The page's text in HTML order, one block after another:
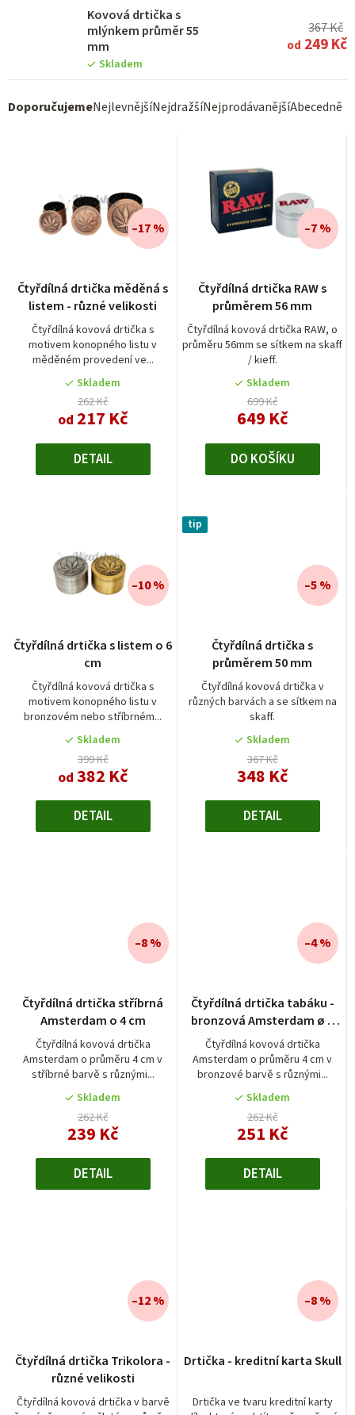
Kovová drtička s
mlýnkem průměr 55
mm
Skladem
367 Kč
od 249 Kč
Ř
DoporučujemeNejlevnějšíNejdražšíNejprodávanějšíAbecedně
Čtyřdílná drtička měděná s
listem - různé velikosti
Čtyřdílná kovová drtička s
motivem konopného listu v
měděném provedení ve...
hodnocení
produktu
je
5,0
z
5
hvězdiček.
Skladem
262 Kč
od 217 Kč
–17 %
DETAIL
Čtyřdílná drtička RAW s
průměrem 56 mm
Čtyřdílná kovová drtička RAW, o
průměru 56mm se sítkem na skaff
/ kieff.
hodnocení
produktu
je
4,0
z
5
hvězdiček.
Skladem
699 Kč
649 Kč
–7 %
DO KOŠÍKU
Čtyřdílná drtička s listem o 6
cm
Čtyřdílná kovová drtička s
motivem konopného listu v
bronzovém nebo stříbrném...
hodnocení
produktu
je
4,0
z
5
hvězdiček.
Skladem
399 Kč
od 382 Kč
–10 %
DETAIL
tip
Čtyřdílná drtička s
průměrem 50 mm
Čtyřdílná kovová drtička v
různých barvách a se sítkem na
skaff.
hodnocení
produktu
je
4,5
z
5
hvězdiček.
Skladem
367 Kč
348 Kč
–5 %
DETAIL
Čtyřdílná drtička stříbrná
Amsterdam o 4 cm
Čtyřdílná kovová drtička
Amsterdam o průměru 4 cm v
stříbrné barvě s různými...
Skladem
262 Kč
239 Kč
–8 %
DETAIL
Čtyřdílná drtička tabáku -
bronzová Amsterdam ø 4
cm
Čtyřdílná kovová drtička
Amsterdam o průměru 4 cm v
bronzové barvě s různými...
Skladem
262 Kč
251 Kč
–4 %
DETAIL
Čtyřdílná drtička Trikolora -
různé velikosti
Čtyřdílná kovová drtička v barvě
–12 %
Drtička - kreditní karta Skull
Drtička ve tvaru kreditní karty
–8 %